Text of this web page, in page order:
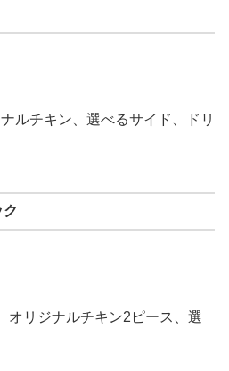
ルチキン、選べるサイド、ドリ
オリジナルチキン2ピース、選